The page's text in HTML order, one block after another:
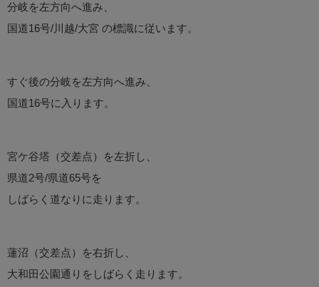
分岐を左方向へ進み、
国道16号/川越/大宮 の標識に従います。
すぐ後の分岐を左方向へ進み、
国道16号に入ります。
宮ケ谷塔（交差点）を左折し、
県道2号/県道65号を
しばらく道なりに走ります。
蓮沼（交差点）を右折し、
大和田公園通りをしばらく走ります。